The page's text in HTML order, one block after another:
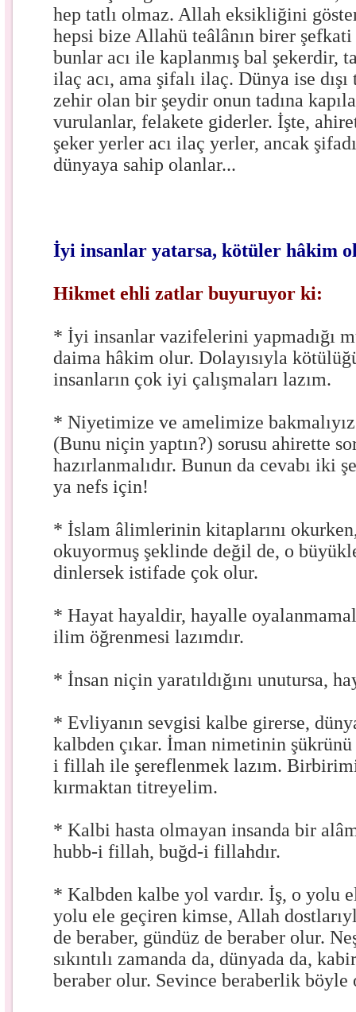
hep tatlı olmaz. Allah eksikliğini
hepsi bize Allahü teâlânın birer
bunlar acı ile kaplanmış bal şekerdir,
ilaç acı, ama şifalı ilaç. Dünya ise
zehir olan bir şeydir onun tadına
vurulanlar, felakete giderler. İşte,
şeker yerler acı ilaç yerler, ancak
dünyaya sahip olanlar...
İyi insanlar yatarsa, kötüler hâkim
Hikmet ehli zatlar buyuruyor ki:
* İyi insanlar vazifelerini yapmadığı
daima hâkim olur. Dolayısıyla
insanların çok iyi çalışmaları lazım.
* Niyetimize ve amelimize
(Bunu niçin yaptın?) sorusu ahirette
hazırlanmalıdır. Bunun da cevabı iki
ya nefs için!
* İslam âlimlerinin kitaplarını
okuyormuş şeklinde değil de, o
dinlersek istifade çok olur.
* Hayat hayaldir, hayalle
ilim öğrenmesi lazımdır.
* İnsan niçin yaratıldığını unutursa,
* Evliyanın sevgisi kalbe girerse,
kalbden çıkar. İman nimetinin
i fillah ile şereflenmek lazım.
kırmaktan titreyelim.
* Kalbi hasta olmayan insanda bir
hubb-i fillah, buğd-i fillahdır.
* Kalbden kalbe yol vardır. İş, o yolu
yolu ele geçiren kimse, Allah
de beraber, gündüz de beraber olur.
sıkıntılı zamanda da, dünyada da,
beraber olur. Sevince beraberlik böyle